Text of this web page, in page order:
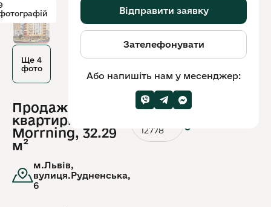
Ще 4
фото
Продаж 1-к
квартири ЖК
Morrning, 32.29
м²
м.Львів,
вулиця.Рудненська,
6
ID
12778
Відправити заявку
Зателефонувати
Або напишіть нам у месенджер: